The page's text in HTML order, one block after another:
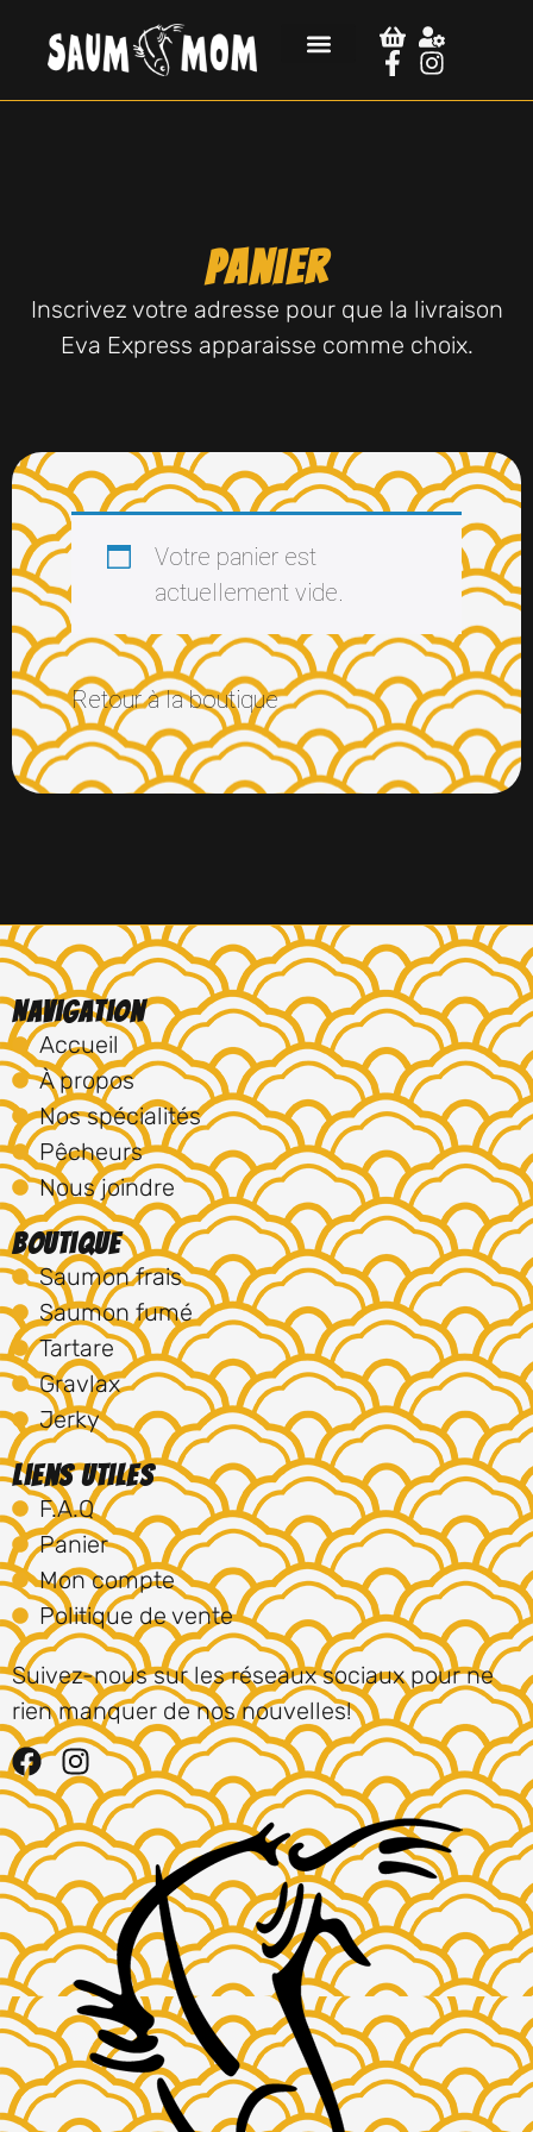
Panier
Inscrivez votre adresse pour que la livraison
Eva Express apparaisse comme choix.
Votre panier est
actuellement vide.
Retour à la boutique
Navigation
Accueil
À propos
Nos spécialités
Pêcheurs
Nous joindre
Boutique
Saumon frais
Saumon fumé
Tartare
Gravlax
Jerky
Liens utiles
F.A.Q
Panier
Mon compte
Politique de vente
Suivez-nous sur les réseaux sociaux pour ne
rien manquer de nos nouvelles!